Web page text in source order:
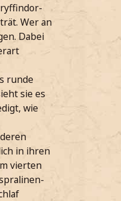
Wer an
Dabei
runde
sie es
wie
in ihren
vierten